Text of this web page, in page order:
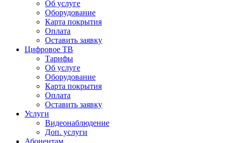
Об услуге
Оборудование
Карта покрытия
Оплата
Оставить заявку
Цифровое ТВ
Тарифы
Об услуге
Оборудование
Карта покрытия
Оплата
Оставить заявку
Услуги
Видеонаблюдение
Доп. услуги
Абонентам